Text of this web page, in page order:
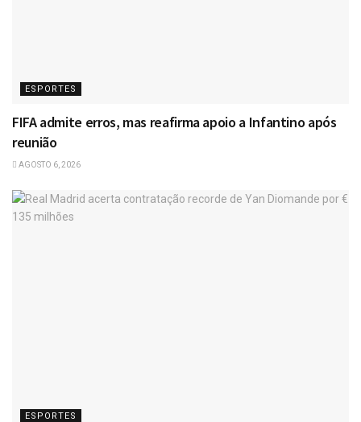
ESPORTES
FIFA admite erros, mas reafirma apoio a Infantino após
reunião
AGOSTO 6, 2026
ESPORTES